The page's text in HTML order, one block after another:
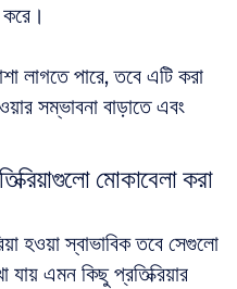
করে।
লাগতে পারে, তবে এটি করা
সম্ভাবনা বাড়াতে এবং
মোকাবেলা করা
হওয়া স্বাভাবিক তবে সেগুলো
এমন কিছু প্রতিক্রিয়ার